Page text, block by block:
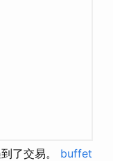
了交易。 buffet